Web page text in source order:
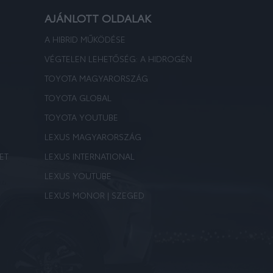
AJÁNLOTT OLDALAK
A HIBRID MŰKÖDÉSE
VÉGTELEN LEHETŐSÉG: A HIDROGÉN
TOYOTA MAGYARORSZÁG
TOYOTA GLOBAL
TOYOTA YOUTUBE
LEXUS MAGYARORSZÁG
LEXUS INTERNATIONAL
LEXUS YOUTUBE
LEXUS MONOR | SZEGED